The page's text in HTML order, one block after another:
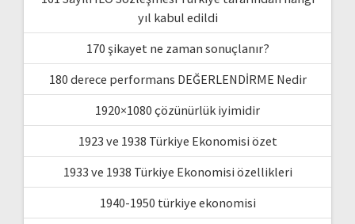
yıl kabul edildi
170 şikayet ne zaman sonuçlanır?
180 derece performans DEĞERLENDİRME Nedir
1920×1080 çözünürlük iyimidir
1923 ve 1938 Türkiye Ekonomisi özet
1933 ve 1938 Türkiye Ekonomisi özellikleri
1940-1950 türkiye ekonomisi